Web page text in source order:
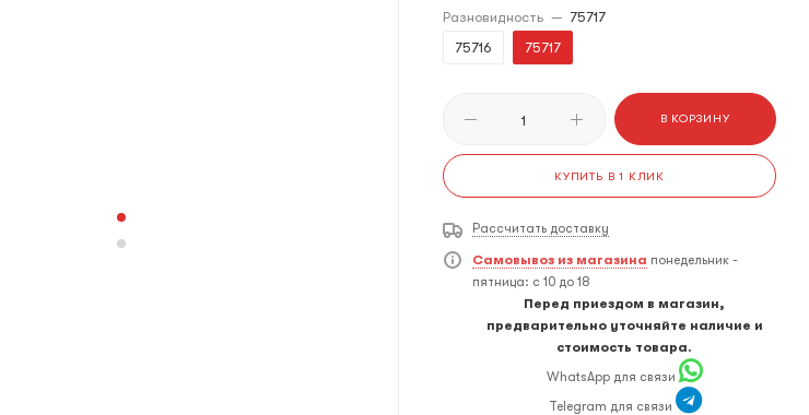
Разновидность — 75717
75716
75717
В КОРЗИНУ
КУПИТЬ В 1 КЛИК
Рассчитать доставку
Самовывоз из магазина понедельник -
пятница: с 10 до 18
Перед приездом в магазин,
предварительно уточняйте наличие и
стоимость товара.
WhatsApp для связи
Telegram для связи